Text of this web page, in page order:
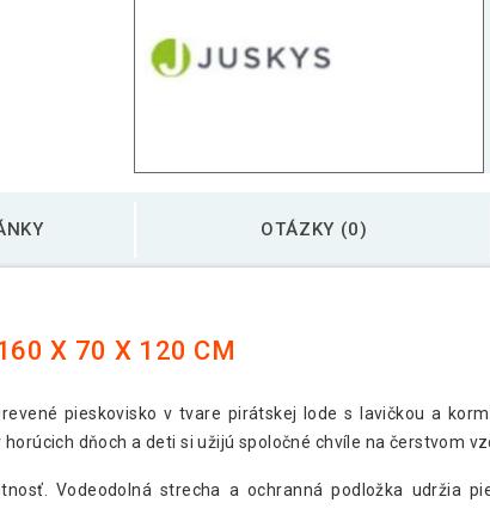
OTÁZKY (0)
X 70 X 120 CM
pieskovisko v tvare pirátskej lode s lavičkou a
dňoch a deti si užijú spoločné chvíle na čerstvom
Vodeodolná strecha a ochranná podložka udržia